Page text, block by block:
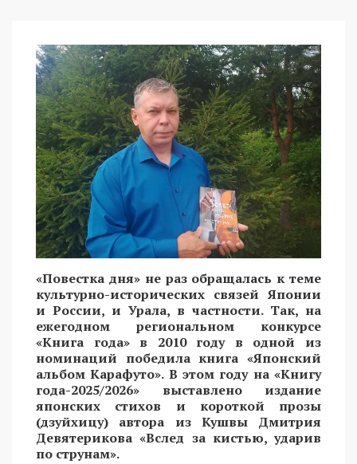
«Повестка дня» не раз обращалась к теме
культурно-исторических связей Японии
и России, и Урала, в частности. Так, на
ежегодном региональном конкурсе
«Книга года» в 2010 году в одной из
номинаций победила книга «Японский
альбом Карафуто». В этом году на «Книгу
года-2025/2026» выставлено издание
японских стихов и короткой прозы
(дзуйхицу) автора из Кушвы Дмитрия
Девятерикова «Вслед за кистью, ударив
по струнам».